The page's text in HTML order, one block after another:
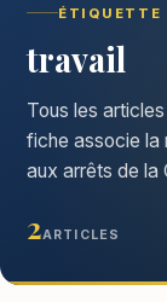
ÉTIQUETTE
travail
Tous les
fiche associe la
aux arrêts de la
2ARTICLES